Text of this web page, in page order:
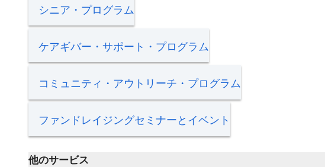
シニア・プログラム
ケアギバー・サポート・プログラム
コミュニティ・アウトリーチ・プログラム
ファンドレイジングセミナーとイベント
他のサービス